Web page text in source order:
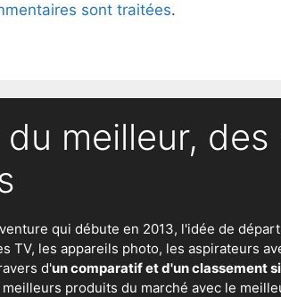
sont traitées.
du meilleur,
qui débute en 2013, l'idée de
TV, les appareils photo, les aspirateurs
d'un comparatif et d'un classement
produits du marché avec le